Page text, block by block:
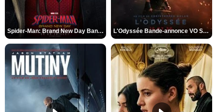
Spider-Man: Brand New Day Bande-annonce VO STFR L'Odyssée Bande-annonce VO STFR